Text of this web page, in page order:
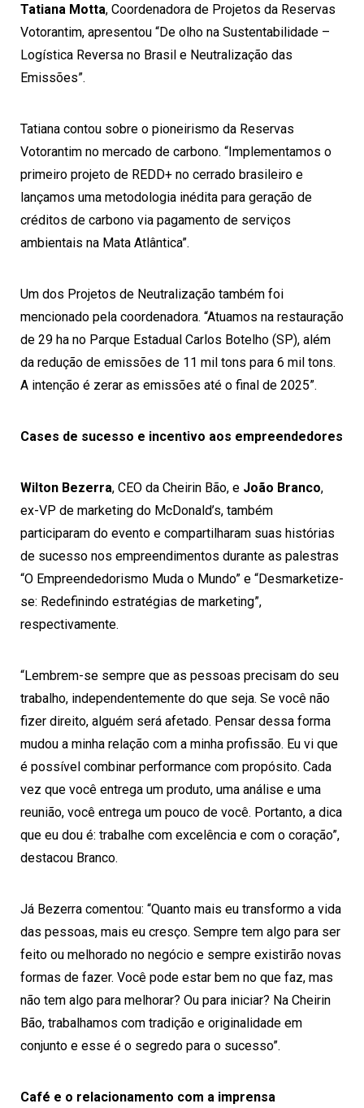
Tatiana Motta, Coordenadora de Projetos da Reservas
Votorantim, apresentou “De olho na Sustentabilidade –
Logística Reversa no Brasil e Neutralização das
Emissões”.
Tatiana contou sobre o pioneirismo da Reservas
Votorantim no mercado de carbono. “Implementamos o
primeiro projeto de REDD+ no cerrado brasileiro e
lançamos uma metodologia inédita para geração de
créditos de carbono via pagamento de serviços
ambientais na Mata Atlântica”.
Um dos Projetos de Neutralização também foi
mencionado pela coordenadora. “Atuamos na restauração
de 29 ha no Parque Estadual Carlos Botelho (SP), além
da redução de emissões de 11 mil tons para 6 mil tons.
A intenção é zerar as emissões até o final de 2025”.
Cases de sucesso e incentivo aos empreendedores
Wilton Bezerra, CEO da Cheirin Bão, e João Branco,
ex-VP de marketing do McDonald’s, também
participaram do evento e compartilharam suas histórias
de sucesso nos empreendimentos durante as palestras
“O Empreendedorismo Muda o Mundo” e “Desmarketize-
se: Redefinindo estratégias de marketing”,
respectivamente.
“Lembrem-se sempre que as pessoas precisam do seu
trabalho, independentemente do que seja. Se você não
fizer direito, alguém será afetado. Pensar dessa forma
mudou a minha relação com a minha profissão. Eu vi que
é possível combinar performance com propósito. Cada
vez que você entrega um produto, uma análise e uma
reunião, você entrega um pouco de você. Portanto, a dica
que eu dou é: trabalhe com excelência e com o coração”,
destacou Branco.
Já Bezerra comentou: “Quanto mais eu transformo a vida
das pessoas, mais eu cresço. Sempre tem algo para ser
feito ou melhorado no negócio e sempre existirão novas
formas de fazer. Você pode estar bem no que faz, mas
não tem algo para melhorar? Ou para iniciar? Na Cheirin
Bão, trabalhamos com tradição e originalidade em
conjunto e esse é o segredo para o sucesso”.
Café e o relacionamento com a imprensa